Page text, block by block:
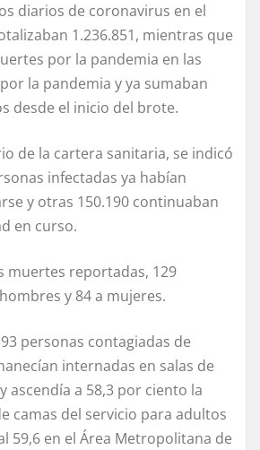
diarios de coronavirus en el
1.236.851, mientras que
por la pandemia en las
la pandemia y ya sumaban
desde el inicio del brote.
de la cartera sanitaria, se indicó
infectadas ya habían
y otras 150.190 continuaban
en curso.
muertes reportadas, 129
y 84 a mujeres.
personas contagiadas de
internadas en salas de
ascendía a 58,3 por ciento la
camas del servicio para adultos
59,6 en el Área Metropolitana de